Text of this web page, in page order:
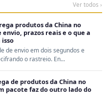
Ver todos ›
produtos da China no
prazos reais e o que a
de envio em dois segundos e
o rastreio. En...
de produtos da China no
pacote faz do outro lado do